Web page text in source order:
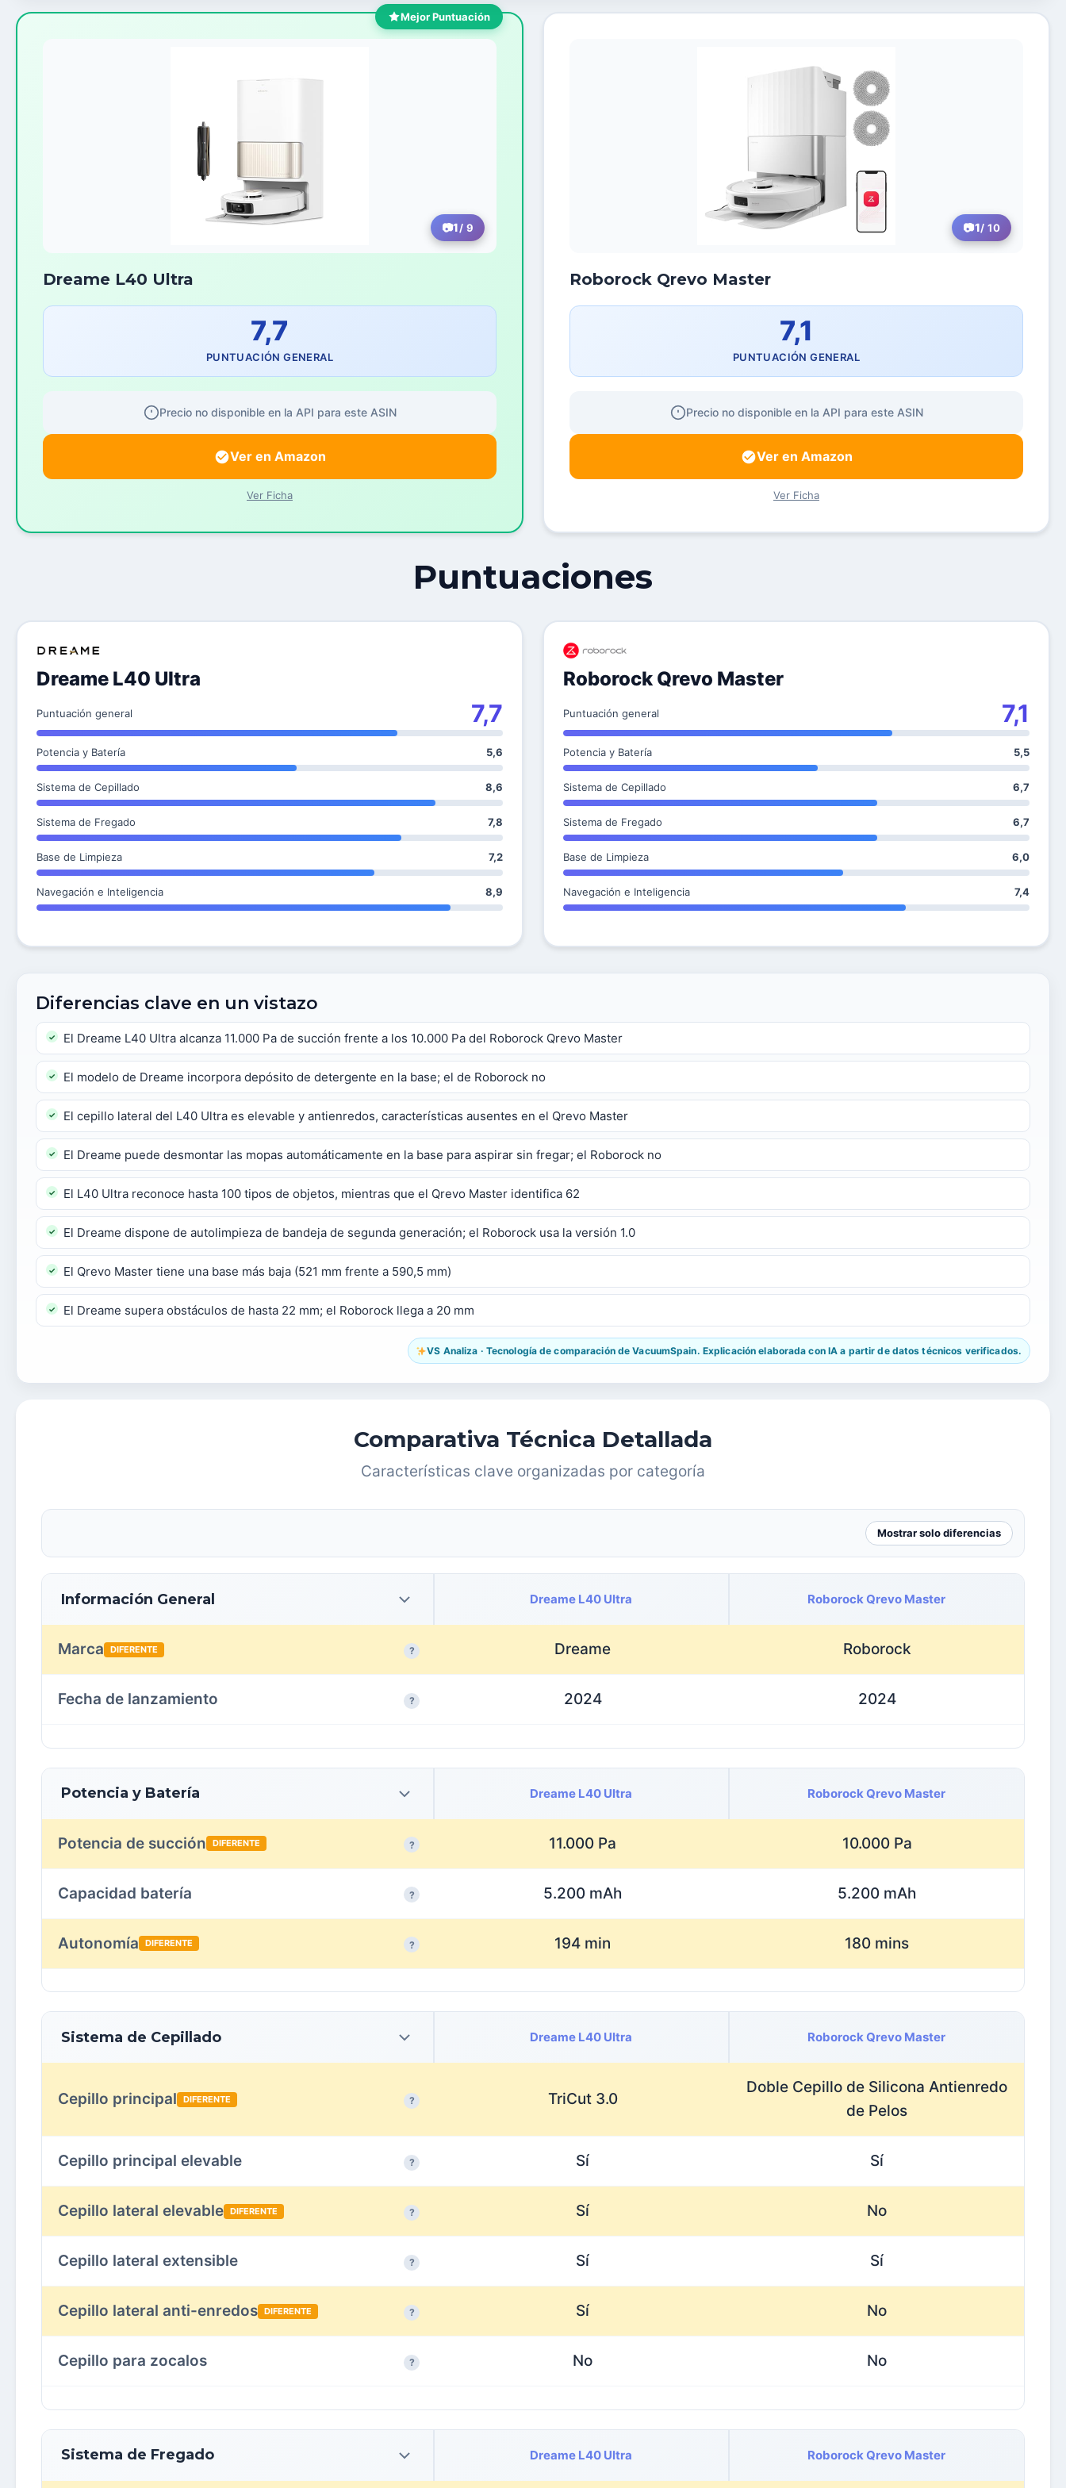
Mejor Puntuación
1/ 9
Dreame L40 Ultra
7,7
PUNTUACIÓN GENERAL
Precio no disponible en la API para este ASIN
Ver en Amazon
Ver Ficha
1/ 10
Roborock Qrevo Master
7,1
PUNTUACIÓN GENERAL
Precio no disponible en la API para este ASIN
Ver en Amazon
Ver Ficha
Puntuaciones
Dreame L40 Ultra
Puntuación general 7,7
Potencia y Batería 5,6
Sistema de Cepillado 8,6
Sistema de Fregado 7,8
Base de Limpieza 7,2
Navegación e Inteligencia 8,9
Roborock Qrevo Master
Puntuación general 7,1
Potencia y Batería 5,5
Sistema de Cepillado 6,7
Sistema de Fregado 6,7
Base de Limpieza 6,0
Navegación e Inteligencia 7,4
Diferencias clave en un vistazo
El Dreame L40 Ultra alcanza 11.000 Pa de succión frente a los 10.000 Pa del Roborock Qrevo Master
El modelo de Dreame incorpora depósito de detergente en la base; el de Roborock no
El cepillo lateral del L40 Ultra es elevable y antienredos, características ausentes en el Qrevo Master
El Dreame puede desmontar las mopas automáticamente en la base para aspirar sin fregar; el Roborock no
El L40 Ultra reconoce hasta 100 tipos de objetos, mientras que el Qrevo Master identifica 62
El Dreame dispone de autolimpieza de bandeja de segunda generación; el Roborock usa la versión 1.0
El Qrevo Master tiene una base más baja (521 mm frente a 590,5 mm)
El Dreame supera obstáculos de hasta 22 mm; el Roborock llega a 20 mm
VS Analiza · Tecnología de comparación de VacuumSpain. Explicación elaborada con IA a partir de datos técnicos verificados.
Comparativa Técnica Detallada
Características clave organizadas por categoría
Mostrar solo diferencias
Información General Dreame L40 Ultra Roborock Qrevo Master
Marca DIFERENTE ? Dreame Roborock
Fecha de lanzamiento ? 2024 2024
Potencia y Batería Dreame L40 Ultra Roborock Qrevo Master
Potencia de succión DIFERENTE ? 11.000 Pa 10.000 Pa
Capacidad batería ? 5.200 mAh 5.200 mAh
Autonomía DIFERENTE ? 194 min 180 mins
Sistema de Cepillado Dreame L40 Ultra Roborock Qrevo Master
Cepillo principal DIFERENTE ? TriCut 3.0
Doble Cepillo de Silicona Antienredo
de Pelos
Cepillo principal elevable ? Sí Sí
Cepillo lateral elevable DIFERENTE ? Sí No
Cepillo lateral extensible ? Sí Sí
Cepillo lateral anti-enredos DIFERENTE ? Sí No
Cepillo para zocalos ? No No
Sistema de Fregado Dreame L40 Ultra Roborock Qrevo Master